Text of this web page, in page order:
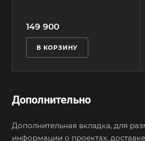
149 900
В КОРЗИНУ
Дополнительно
Дополнительная вкладка, для
информации о проектах,